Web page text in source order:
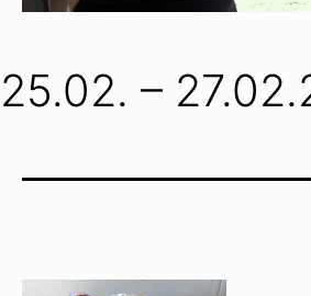
25.02. –